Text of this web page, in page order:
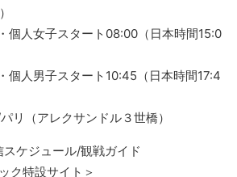
個人女子スタート08:00（日本時間15:0
個人男子スタート10:45（日本時間17:4
リ（アレクサンドル３世橋）
スケジュール/観戦ガイド
ク特設サイト＞